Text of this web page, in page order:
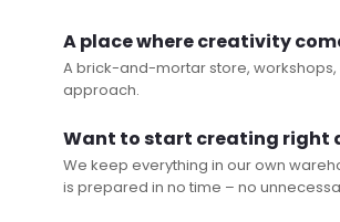
A place where creativity
A brick-and-mortar store,
approach.
Want to start creating right
We keep everything in our own
is prepared in no time – no